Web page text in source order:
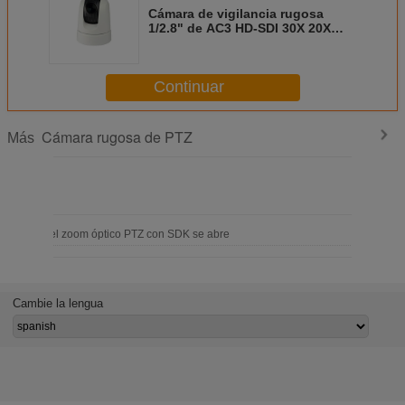
Cámara de vigilancia rugosa
1/2.8" de AC3 HD-SDI 30X 20X
Continuar
Más Cámara rugosa de PTZ
del zoom óptico PTZ con SDK se abre
IP66 PTZ del tejado del coche de la red del IP
Cambie la lengua